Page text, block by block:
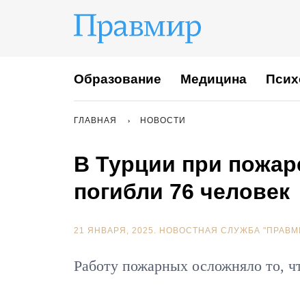
Образование Медицина
ГЛАВНАЯ НОВОСТИ
В Турции при
погибли 76 человек
21 ЯНВАРЯ, 2025. НОВОСТНАЯ СЛУЖБА
Работу пожарных осложняло то,